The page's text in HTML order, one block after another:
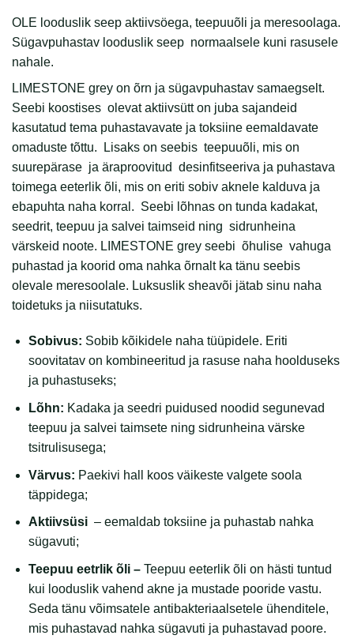
OLE looduslik seep aktiivsöega, teepuuõli ja meresoolaga.
Sügavpuhastav looduslik seep normaalsele kuni rasusele
nahale.
LIMESTONE grey on õrn ja sügavpuhastav samaegselt.
Seebi koostises olevat aktiivsütt on juba sajandeid
kasutatud tema puhastavavate ja toksiine eemaldavate
omaduste tõttu. Lisaks on seebis teepuuõli, mis on
suurepärase ja äraproovitud desinfitseeriva ja puhastava
toimega eeterlik õli, mis on eriti sobiv aknele kalduva ja
ebapuhta naha korral. Seebi lõhnas on tunda kadakat,
seedrit, teepuu ja salvei taimseid ning sidrunheina
värskeid noote. LIMESTONE grey seebi õhulise vahuga
puhastad ja koorid oma nahka õrnalt ka tänu seebis
olevale meresoolale. Luksuslik sheavõi jätab sinu naha
toidetuks ja niisutatuks.
Sobivus: Sobib kõikidele naha tüüpidele. Eriti
soovitatav on kombineeritud ja rasuse naha hoolduseks
ja puhastuseks;
Lõhn: Kadaka ja seedri puidused noodid segunevad
teepuu ja salvei taimsete ning sidrunheina värske
tsitrulisusega;
Värvus: Paekivi hall koos väikeste valgete soola
täppidega;
Aktiivsüsi– eemaldab toksiine ja puhastab nahka
sügavuti;
Teepuu eetrlik õli – Teepuu eeterlik õli on hästi tuntud
kui looduslik vahend akne ja mustade pooride vastu.
Seda tänu võimsatele antibakteriaalsetele ühenditele,
mis puhastavad nahka sügavuti ja puhastavad poore.